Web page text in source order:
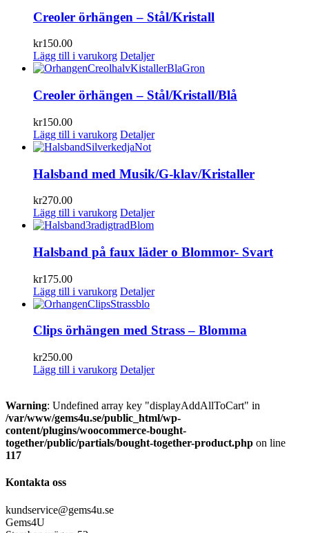
Creoler örhängen – Stål/Kristall
kr150.00
Lägg till i varukorg Detaljer
Creoler örhängen – Stål/Kristall/Blå
kr150.00
Lägg till i varukorg Detaljer
Halsband med Musik/G-klav/Kristaller
kr270.00
Lägg till i varukorg Detaljer
Halsband på faux läder o Blommor- Svart
kr175.00
Lägg till i varukorg Detaljer
Clips örhängen med Strass – Blomma
kr250.00
Lägg till i varukorg Detaljer
Warning: Undefined array key "displayAddAllToCart" in
/var/www/gems4u.se/public_html/wp-
content/plugins/woocommerce-bought-
together/public/partials/bought-together-product.php on line
117
Kontakta oss
kundservice@gems4u.se
Gems4U